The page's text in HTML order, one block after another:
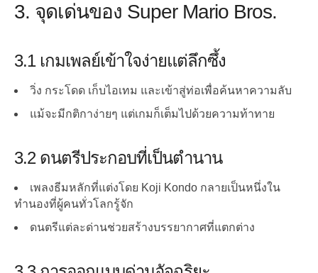
3. จุดเด่นของ Super Mario Bros.
3.1 เกมเพลย์เข้าใจง่ายแต่ลึกซึ้ง
วิ่ง กระโดด เก็บไอเทม และเข้าสู่ท่อเพื่อค้นหาความลับ
แม้จะมีกติกาง่ายๆ แต่เกมก็เต็มไปด้วยความท้าทาย
3.2 ดนตรีประกอบที่เป็นตำนาน
เพลงธีมหลักที่แต่งโดย Koji Kondo กลายเป็นหนึ่งใน
ทำนองที่ผู้คนทั่วโลกรู้จัก
ดนตรีแต่ละด่านช่วยสร้างบรรยากาศที่แตกต่าง